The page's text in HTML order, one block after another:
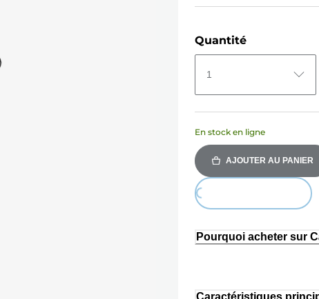
Quantité
1
En stock en ligne
AJOUTER AU PANIER
Loading...
Pourquoi acheter sur